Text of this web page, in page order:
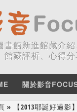
書館新進館藏介
館藏評析、心得
關於影音
» 【2013耶誕好過影